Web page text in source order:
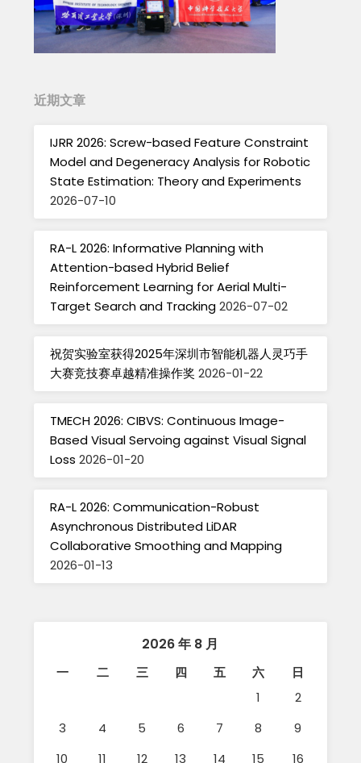
近期文章
IJRR 2026: Screw-based Feature Constraint
Model and Degeneracy Analysis for Robotic
State Estimation: Theory and Experiments
2026-07-10
RA-L 2026: Informative Planning with
Attention-based Hybrid Belief
Reinforcement Learning for Aerial Multi-
Target Search and Tracking 2026-07-02
祝贺实验室获得2025年深圳市智能机器人灵巧手
大赛竞技赛卓越精准操作奖 2026-01-22
TMECH 2026: CIBVS: Continuous Image-
Based Visual Servoing against Visual Signal
Loss 2026-01-20
RA-L 2026: Communication-Robust
Asynchronous Distributed LiDAR
Collaborative Smoothing and Mapping
2026-01-13
2026 年 8 月
一 二 三 四 五 六
日
1
2
3
4 5 6 7 8
9
10
11 12 13 14 15 16